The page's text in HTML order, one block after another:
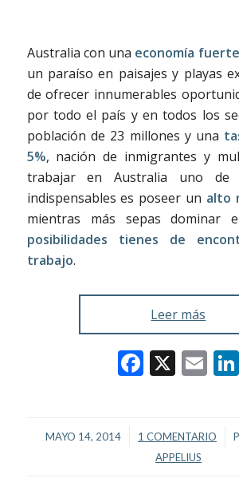
Australia con una economía
un paraíso en paisajes y playas
de ofrecer innumerables
por todo el país y en todos los
población de 23 millones y una
5%, nación de inmigrantes y
trabajar en Australia uno de
indispensables es poseer un alto
mientras más sepas dominar
posibilidades tienes de
trabajo.
Leer más
Facebook
X
MAYO 14, 2014
/ 1 COMENTARIO
/
APPELIUS